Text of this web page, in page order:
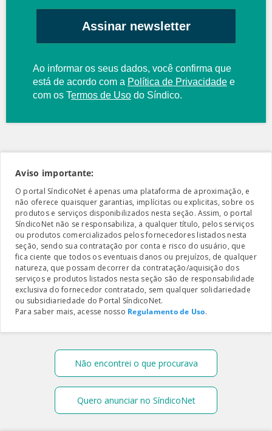
Assinar newsletter
Ao informar os seus dados, você confirma que
está de acordo com a Política de Privacidade e
com os Termos de Uso do Síndico.
Aviso importante:
O portal SíndicoNet é apenas uma plataforma de aproximação, e
não oferece quaisquer garantias, implícitas ou explicitas, sobre os
produtos e serviços disponibilizados nesta seção. Assim, o portal
SíndicoNet não se responsabiliza, a qualquer título, pelos serviços
ou produtos comercializados pelos fornecedores listados nesta
seção, sendo sua contratação por conta e risco do usuário, que
fica ciente que todos os eventuais danos ou prejuízos, de qualquer
natureza, que possam decorrer da contratação/aquisição dos
serviços e produtos listados nesta seção são de responsabilidade
exclusiva do fornecedor contratado, sem qualquer solidariedade
ou subsidiariedade do Portal SíndicoNet.
Para saber mais, acesse nosso Regulamento de Uso.
Não encontrei o que procurava
Quero anunciar no SíndicoNet